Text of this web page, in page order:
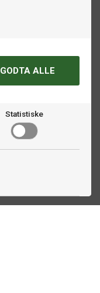
GODTA ALLE
Statistiske